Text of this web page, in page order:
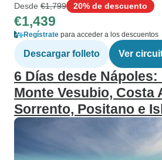
Desde €1,799 20% de descuento
€1,439
Regístrate para acceder a los descuentos
Descargar folleto Ver
6 Días desde Nápoles:
Monte Vesubio, Costa
Sorrento, Positano e